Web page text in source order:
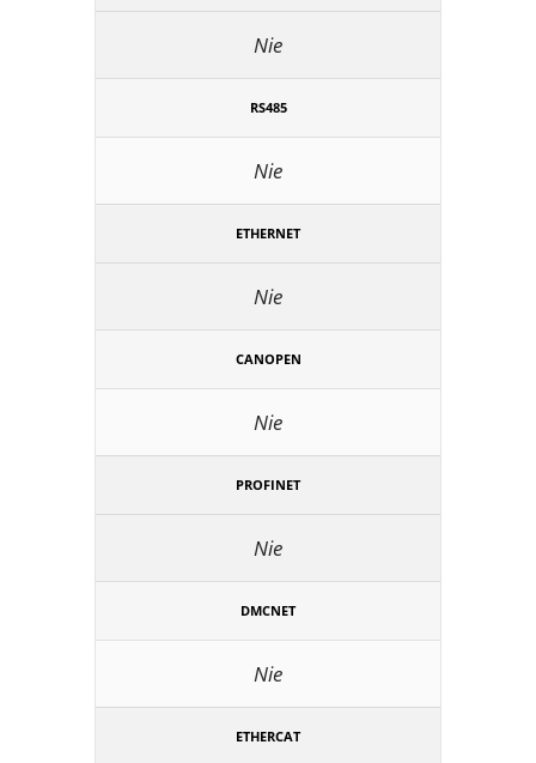
Nie
RS485
Nie
ETHERNET
Nie
CANOPEN
Nie
PROFINET
Nie
DMCNET
Nie
ETHERCAT